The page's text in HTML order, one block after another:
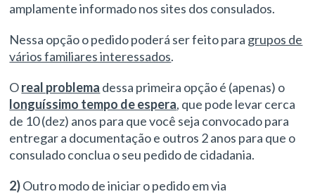
amplamente informado nos sites dos consulados.
Nessa opção o pedido poderá ser feito para grupos de
vários familiares interessados.
Oreal problema dessa primeira opção é (apenas) o
longuíssimo tempo de espera, que pode levar cerca
de 10 (dez) anos para que você seja convocado para
entregar a documentação e outros 2 anos para que o
consulado conclua o seu pedido de cidadania.
2)Outro modo de iniciar o pedido em via